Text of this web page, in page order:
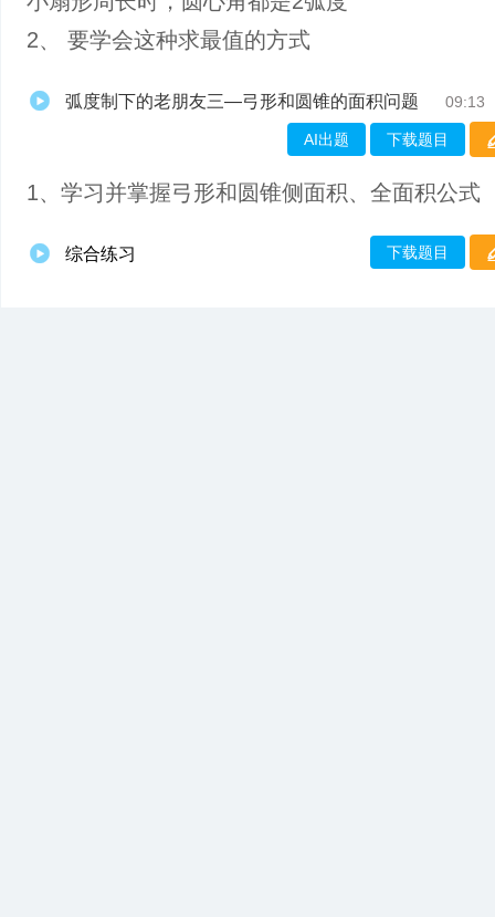
2、 要学会这种求最值的方式
弧度制下的老朋友三—弓形和圆锥的面积问题 09:13
AI出题 下载题目
1、学习并掌握弓形和圆锥侧面积、全面积公式
综合练习 下载题目